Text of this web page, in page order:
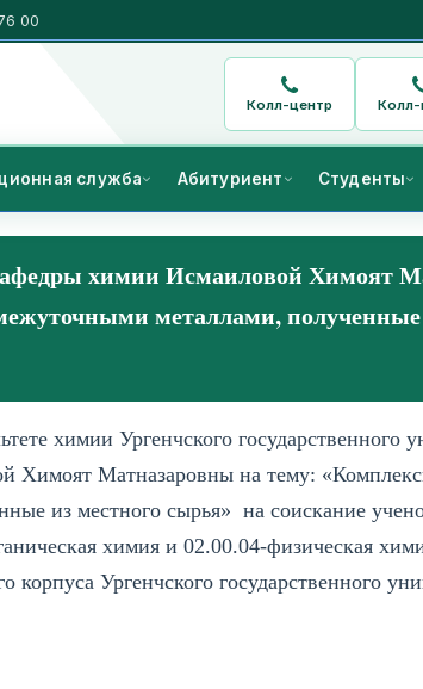
00
Колл-центр Колл-
служба Абитуриент Студенты
химии Исмаиловой Химоят
металлами, полученные
химии Ургенчского государственного
Химоят Матназаровны на тему:
из местного сырья» на соискание
химия и 02.00.04-физическая
Ургенчского государственного